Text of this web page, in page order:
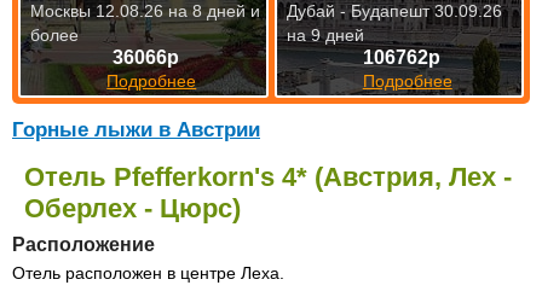
Горные лыжи в Австрии
Отель Pfefferkorn's 4* (Австрия, Лех -
Оберлех - Цюрс)
Расположение
Отель расположен в центре Леха.
36066р
Подробнее
Москвы 12.08.26 на 8 дней и
более
106762р
Подробнее
Дубай - Будапешт 30.09.26
на 9 дней